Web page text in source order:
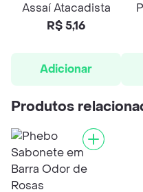
Assaí Atacadista
R$ 5,16
Adicionar
Produtos